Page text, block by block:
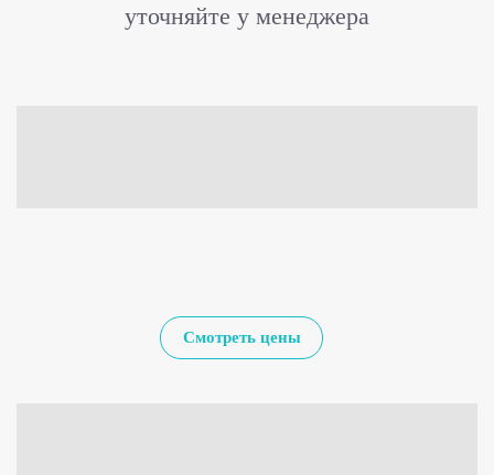
уточняйте у менеджера
Смотреть цены